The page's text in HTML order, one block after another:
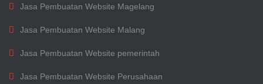
Jasa Pembuatan Website Magelang
Jasa Pembuatan Website Malang
Jasa Pembuatan Website pemerintah
Jasa Pembuatan Website Perusahaan